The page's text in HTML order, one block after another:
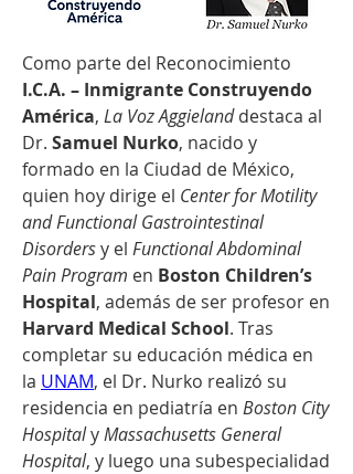
I.C.A. – Inmigrante Construyendo
América, La Voz Aggieland destaca al
Dr. Samuel Nurko, nacido y
formado en la Ciudad de México,
quien hoy dirige el Center for Motility
and Functional Gastrointestinal
Disorders y el Functional Abdominal
Pain Program en Boston Children’s
Hospital
Harvard Medical School. Tras
completar su educación médica en
la UNAM, el Dr. Nurko realizó su
residencia en pediatría en Boston City
Hospital y Massachusetts General
Hospital, y luego una subespecialidad